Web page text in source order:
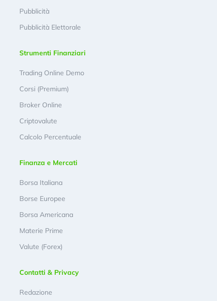
Pubblicità
Pubblicità Elettorale
Strumenti Finanziari
Trading Online Demo
Corsi (Premium)
Broker Online
Criptovalute
Calcolo Percentuale
Finanza e Mercati
Borsa Italiana
Borse Europee
Borsa Americana
Materie Prime
Valute (Forex)
Contatti & Privacy
Redazione